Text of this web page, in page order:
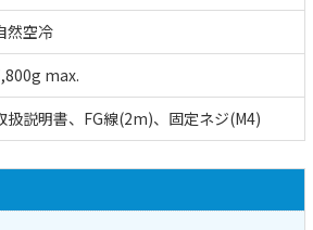
然空冷
max.
扱説明書、FG線(2m)、固定ネジ(M4)